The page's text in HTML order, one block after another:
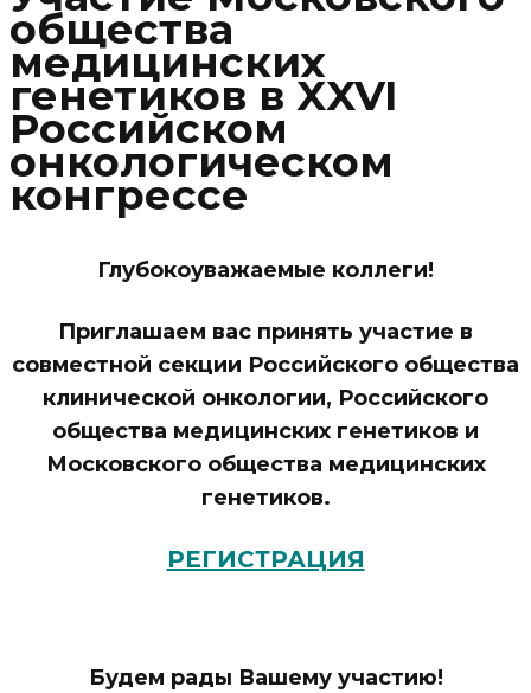
общества
медицинских
генетиков в XXVI
Российском
онкологическом
конгрессе
Глубокоуважаемые коллеги!
Приглашаем вас принять участие в
совместной секции Российского общества
клинической онкологии, Российского
общества медицинских генетиков и
Московского общества медицинских
генетиков.
РЕГИСТРАЦИЯ
Будем рады Вашему участию!